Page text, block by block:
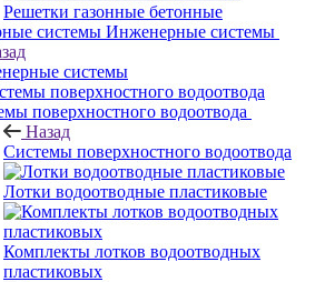
Решетки газонные бетонные
Инженерные системы
системы
поверхностного водоотвода
Назад
Системы поверхностного водоотвода
Лотки водоотводные пластиковые
Комплекты лотков водоотводных
пластиковых